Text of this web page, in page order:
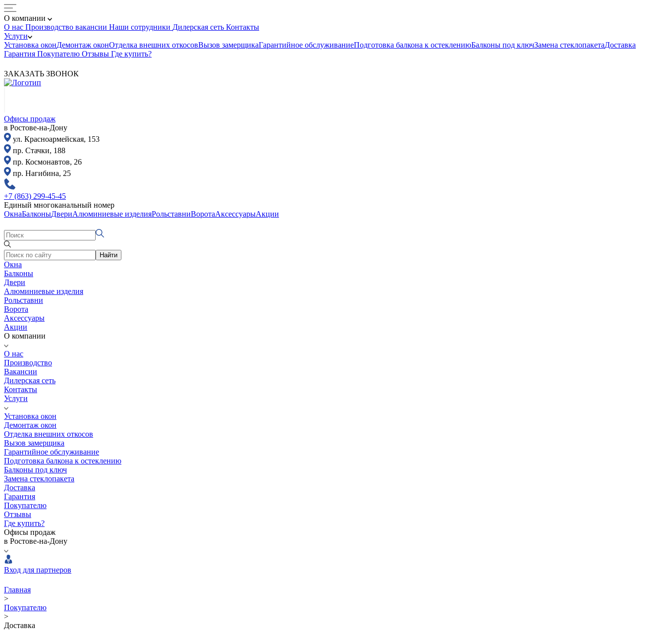
О компании
О нас Производство вакансии Наши сотрудники Дилерская сеть Контакты
Услуги
Установка оконДемонтаж оконОтделка внешних откосовВызов замерщикаГарантийное обслуживаниеПодготовка балкона к остеклениюБалконы под ключЗамена стеклопакетаДоставка
Гарантия Покупателю Отзывы Где купить?
ЗАКАЗАТЬ ЗВОНОК
Офисы продаж
в Ростове-на-Дону
ул. Красноармейская, 153
пр. Стачки, 188
пр. Космонавтов, 26
пр. Нагибина, 25
+7 (863) 299-45-45
Единый многоканальный номер
ОкнаБалконыДвериАлюминиевые изделияРольставниВоротаАксессуарыАкции
Найти
Окна
Балконы
Двери
Алюминиевые изделия
Рольставни
Ворота
Аксессуары
Акции
О компании
О нас
Производство
Вакансии
Дилерская сеть
Контакты
Услуги
Установка окон
Демонтаж окон
Отделка внешних откосов
Вызов замерщика
Гарантийное обслуживание
Подготовка балкона к остеклению
Балконы под ключ
Замена стеклопакета
Доставка
Гарантия
Покупателю
Отзывы
Где купить?
Офисы продаж
в Ростове-на-Дону
Вход для партнеров
Главная
>
Покупателю
>
Доставка